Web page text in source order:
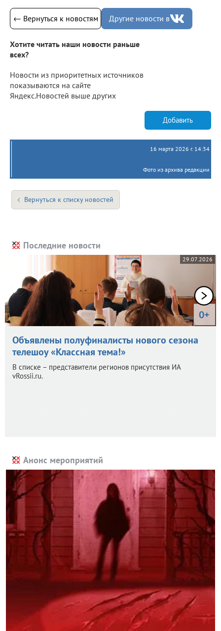
← Вернуться к новостям Другие новости в
Хотите читать наши новости раньше
всех?
Новости из приоритетных источников
показываются на сайте
Яндекс.Новостей выше других
Добавить
16 марта 2026 г. 14:34
Фото из архива редакции
Вернуться к списку новостей
Последние новости
29.07.2026
0+
Объявлены полуфиналисты нового сезона
телешоу «Классная тема!»
В списке – представители регионов присутствия ИА
vRossii.ru.
Анонс мероприятий